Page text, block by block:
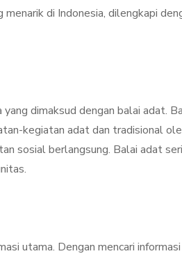
di Indonesia, dilengkapi
dimaksud dengan balai adat.
kegiatan adat dan tradisional
sosial berlangsung. Balai adat
utama. Dengan mencari